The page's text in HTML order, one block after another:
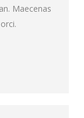
Maecenas